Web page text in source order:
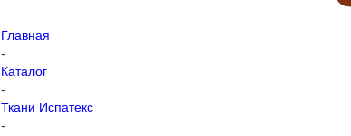
Главная
-
Каталог
-
Ткани Испатекс
-